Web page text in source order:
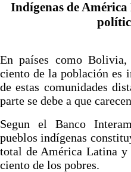
Indígenas de
En países como
ciento de la población es
de estas comunidades
parte se debe a que
Segun el Banco
pueblos indígenas
total de América Latina y
ciento de los pobres.